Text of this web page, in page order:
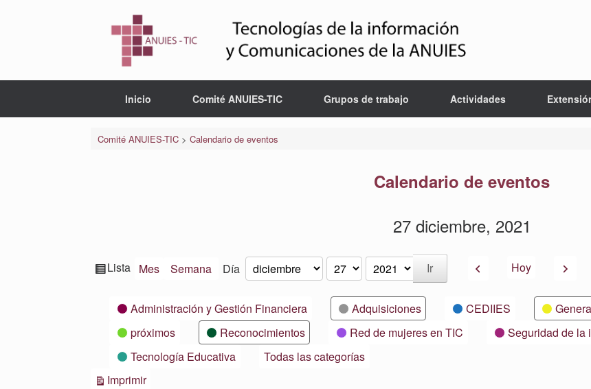
Inicio Comité ANUIES-TIC Grupos de trabajo Actividades
Comité ANUIES-TIC> Calendario de eventos
Calendario de eventos
27 diciembre, 2021
Ver
Lista Mes Semana Día Mes
Día
Año AnteriorHoy
CategoríasAdministración y Gestión Financiera Adquisiciones CEDIIES
próximos
Reconocimientos Red de mujeres en TIC Seguridad de la
Tecnología Educativa
Todas las categorías
ImprimirVistas